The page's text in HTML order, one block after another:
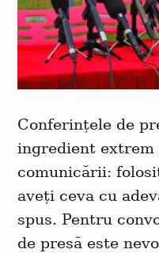
Conferințele de
ingredient extrem
comunicării:
aveți ceva cu
spus. Pentru
de presă este